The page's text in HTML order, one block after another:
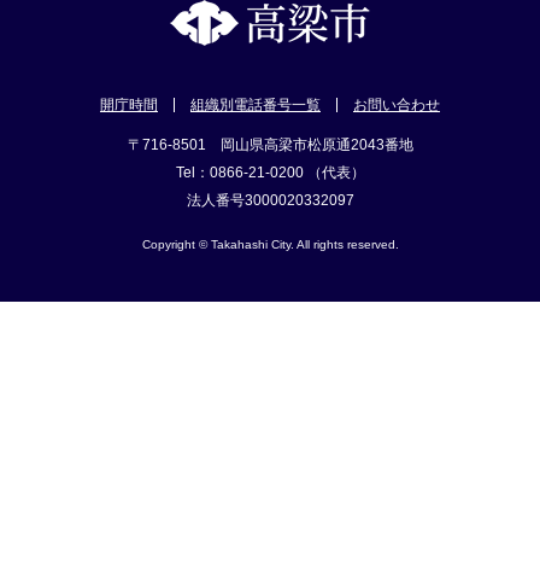
開庁時間 組織別電話番号一覧 お問い合わせ
〒716-8501 岡山県高梁市松原通2043番地
Tel：0866-21-0200 （代表）
法人番号3000020332097
Copyright © Takahashi City. All rights reserved.